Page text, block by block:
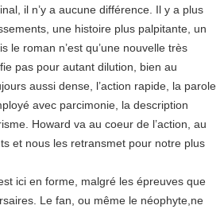
il n’y a aucune différence. Il y a plus
une histoire plus palpitante, un
le roman n’est qu’une nouvelle très
pas pour autant dilution, bien au
aussi dense, l’action rapide, la parole
avec parcimonie, la description
Howard va au coeur de l’action, au
et nous les retransmet pour notre plus
ici en forme, malgré les épreuves que
Le fan, ou même le néophyte,ne